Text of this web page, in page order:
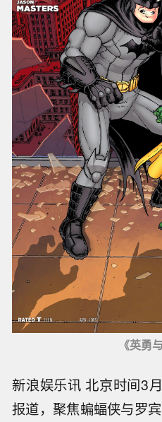
《英勇
新浪娱乐讯 北京时间3
报道，聚焦蝙蝠侠与罗